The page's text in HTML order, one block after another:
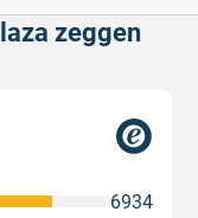
zeggen
6934